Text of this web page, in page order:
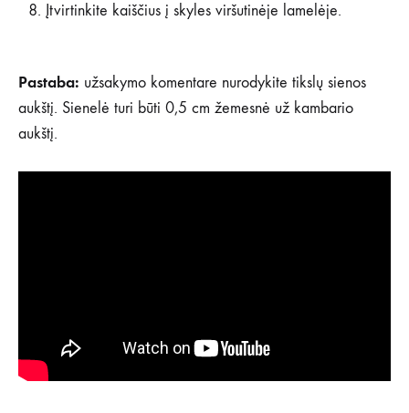
Įtvirtinkite kaiščius į skyles viršutinėje lamelėje.
Pastaba: užsakymo komentare nurodykite tikslų sienos
aukštį. Sienelė turi būti 0,5 cm žemesnė už kambario
aukštį.